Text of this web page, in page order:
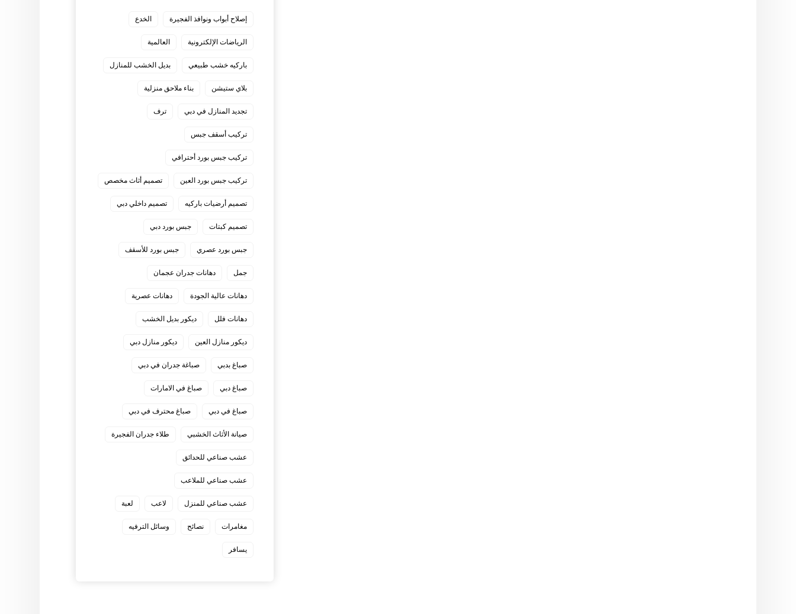
إصلاح أبواب ونوافذ الفجيرة الخدع
الرياضات الإلكترونية العالمية
باركيه خشب طبيعي بديل الخشب للمنازل
بلاي ستيشن بناء ملاحق منزلية
تجديد المنازل في دبي ترف
تركيب أسقف جبس
تركيب جبس بورد أحترافي
تركيب جبس بورد العين تصميم أثاث مخصص
تصميم أرضيات باركيه تصميم داخلي دبي
تصميم كبتات جبس بورد دبي
جبس بورد عصري جبس بورد للأسقف
جمل دهانات جدران عجمان
دهانات عالية الجودة دهانات عصرية
دهانات فلل ديكور بديل الخشب
ديكور منازل العين ديكور منازل دبي
صباغ بدبي صباغة جدران في دبي
صباغ دبي صباغ في الامارات
صباغ في دبي صباغ محترف في دبي
صيانة الأثاث الخشبي طلاء جدران الفجيرة
عشب صناعي للحدائق
عشب صناعي للملاعب
عشب صناعي للمنزل لاعب لعبة
مغامرات نصائح وسائل الترفيه
يسافر